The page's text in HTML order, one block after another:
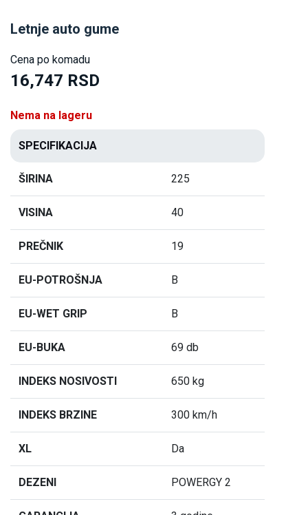
Letnje auto gume
Cena po komadu
16,747 RSD
Nema na lageru
SPECIFIKACIJA
ŠIRINA 225
VISINA 40
PREČNIK 19
EU-POTROŠNJA B
EU-WET GRIP B
EU-BUKA 69 db
INDEKS NOSIVOSTI 650 kg
INDEKS BRZINE 300 km/h
XL Da
DEZENI POWERGY 2